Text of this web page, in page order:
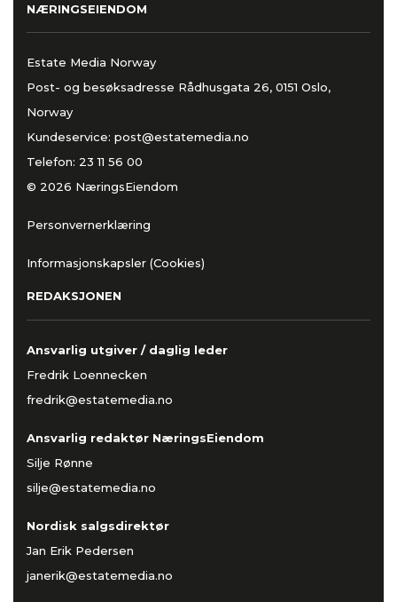
NÆRINGSEIENDOM
Estate Media Norway
Post- og besøksadresse Rådhusgata 26, 0151 Oslo,
Norway
Kundeservice: post@estatemedia.no
Telefon: 23 11 56 00
© 2026 NæringsEiendom
Personvernerklæring
Informasjonskapsler (Cookies)
REDAKSJONEN
Ansvarlig utgiver / daglig leder
Fredrik Loennecken
fredrik@estatemedia.no
Ansvarlig redaktør NæringsEiendom
Silje Rønne
silje@estatemedia.no
Nordisk salgsdirektør
Jan Erik Pedersen
janerik@estatemedia.no